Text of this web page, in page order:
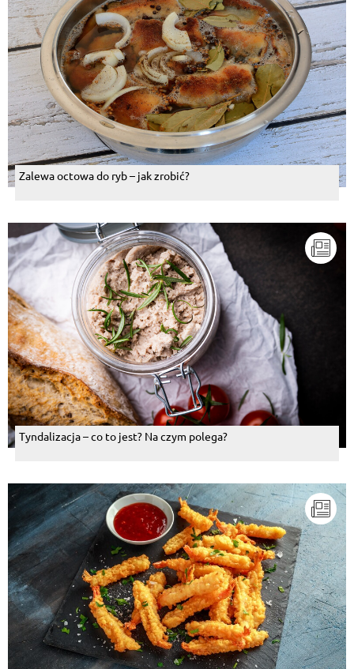
Zalewa octowa do ryb – jak zrobić?
Tyndalizacja – co to jest? Na czym polega?